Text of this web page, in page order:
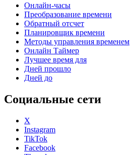
Онлайн-часы
Преобразование времени
Обратный отсчет
Планировщик времени
Методы управления временем
Онлайн Таймер
Лучшее время для
Дней прошло
Дней до
Социальные сети
X
Instagram
TikTok
Facebook